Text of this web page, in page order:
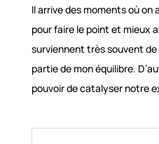
Il arrive des moments où on
pour faire le point et mieux
surviennent très souvent
partie de mon équilibre.
pouvoir de catalyser notre